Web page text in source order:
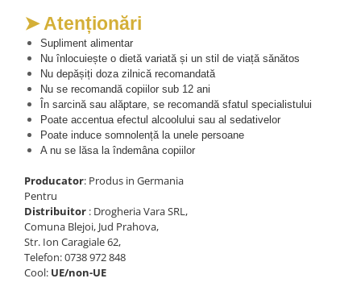
➤ Atenționări
Supliment alimentar
Nu înlocuiește o dietă variată și un stil de viață sănătos
Nu depășiți doza zilnică recomandată
Nu se recomandă copiilor sub 12 ani
În sarcină sau alăptare, se recomandă sfatul specialistului
Poate accentua efectul alcoolului sau al sedativelor
Poate induce somnolență la unele persoane
A nu se lăsa la îndemâna copiilor
Producator: Produs in Germania
Pentru
Distribuitor : Drogheria Vara SRL,
Comuna Blejoi, Jud Prahova,
Str. Ion Caragiale 62,
Telefon:0738 972 848
Cool: UE/non-UE